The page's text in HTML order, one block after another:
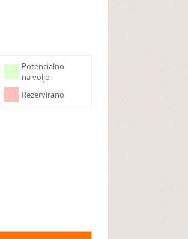
Potencialno
na voljo
Rezervirano